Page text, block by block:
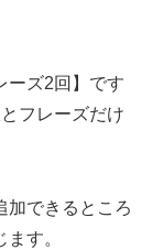
ズ2回】です
フレーズだけ
加できるところ
す。